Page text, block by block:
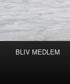
BLIV MEDLEM